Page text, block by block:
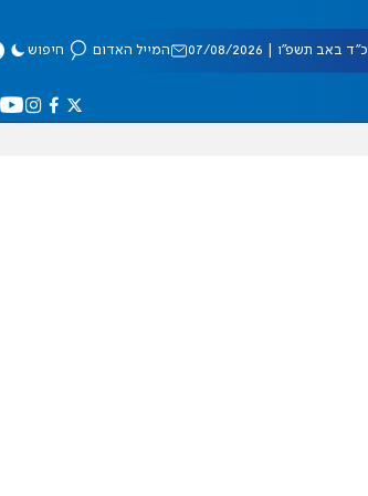
כ"ד באב תשפ"ו | 07/08/2026 המייל האדום חיפוש